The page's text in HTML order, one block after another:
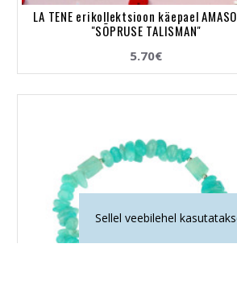
LA TENE erikollektsioon käepael
"SÕPRUSE TALISMAN"
5.70€
Sellel veebilehel